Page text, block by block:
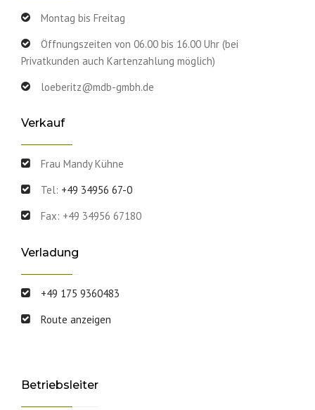
Montag bis Freitag
Öffnungszeiten von 06.00 bis 16.00 Uhr (bei
Privatkunden auch Kartenzahlung möglich)
loeberitz@mdb-gmbh.de
Verkauf
Frau Mandy Kühne
Tel: +49 34956 67-0
Fax: +49 34956 67180
Verladung
+49 175 9360483
Route anzeigen
Betriebsleiter